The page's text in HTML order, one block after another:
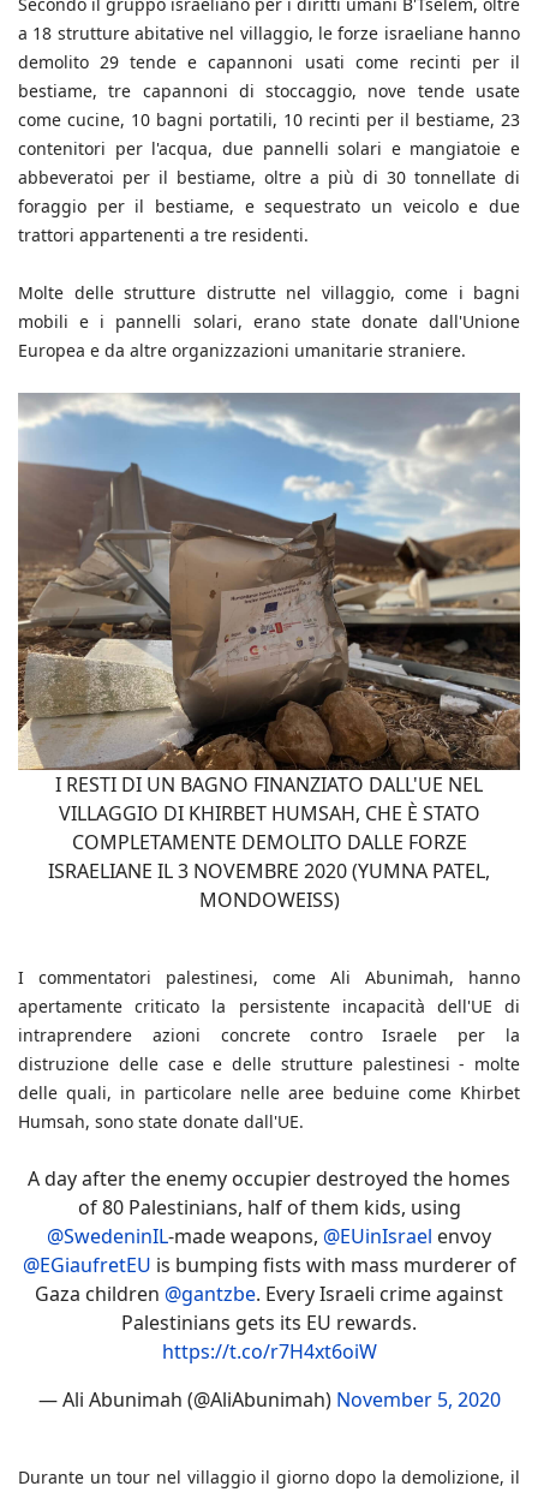
a 18 strutture abitative nel villaggio, le forze israeliane hanno
demolito 29 tende e capannoni usati come recinti per il
bestiame, tre capannoni di stoccaggio, nove tende usate
come cucine, 10 bagni portatili, 10 recinti per il bestiame, 23
contenitori per l'acqua, due pannelli solari e mangiatoie e
abbeveratoi per il bestiame, oltre a più di 30 tonnellate di
foraggio per il bestiame, e sequestrato un veicolo e due
trattori appartenenti a tre residenti.
Molte delle strutture distrutte nel villaggio, come i bagni
mobili e i pannelli solari, erano state donate dall'Unione
Europea e da altre organizzazioni umanitarie straniere.
I RESTI DI UN BAGNO FINANZIATO DALL'UE NEL
VILLAGGIO DI KHIRBET HUMSAH, CHE È STATO
COMPLETAMENTE DEMOLITO DALLE FORZE
ISRAELIANE IL 3 NOVEMBRE 2020 (YUMNA PATEL,
MONDOWEISS)
I commentatori palestinesi, come Ali Abunimah, hanno
apertamente criticato la persistente incapacità dell'UE di
intraprendere azioni concrete contro Israele per la
distruzione delle case e delle strutture palestinesi - molte
delle quali, in particolare nelle aree beduine come Khirbet
Humsah, sono state donate dall'UE.
A day after the enemy occupier destroyed the homes
of 80 Palestinians, half of them kids, using
@SwedeninIL-made weapons, @EUinIsrael envoy
@EGiaufretEU is bumping fists with mass murderer of
Gaza children @gantzbe. Every Israeli crime against
Palestinians gets its EU rewards.
https://t.co/r7H4xt6oiW
— Ali Abunimah (@AliAbunimah) November 5, 2020
Durante un tour nel villaggio il giorno dopo la demolizione, il